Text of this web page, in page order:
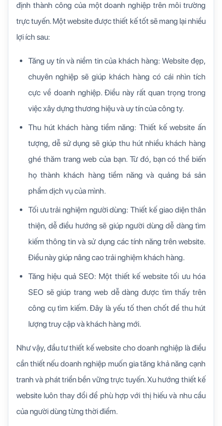
định thành công của một doanh nghiệp trên môi trường
trực tuyến. Một website được thiết kế tốt sẽ mang lại nhiều
lợi ích sau:
Tăng uy tín và niềm tin của khách hàng: Website đẹp,
chuyên nghiệp sẽ giúp khách hàng có cái nhìn tích
cực về doanh nghiệp. Điều này rất quan trọng trong
việc xây dựng thương hiệu và uy tín của công ty.
Thu hút khách hàng tiềm năng: Thiết kế website ấn
tượng, dễ sử dụng sẽ giúp thu hút nhiều khách hàng
ghé thăm trang web của bạn. Từ đó, bạn có thể biến
họ thành khách hàng tiềm năng và quảng bá sản
phẩm dịch vụ của mình.
Tối ưu trải nghiệm người dùng: Thiết kế giao diện thân
thiện, dễ điều hướng sẽ giúp người dùng dễ dàng tìm
kiếm thông tin và sử dụng các tính năng trên website.
Điều này giúp nâng cao trải nghiệm khách hàng.
Tăng hiệu quả SEO: Một thiết kế website tối ưu hóa
SEO sẽ giúp trang web dễ dàng được tìm thấy trên
công cụ tìm kiếm. Đây là yếu tố then chốt để thu hút
lượng truy cập và khách hàng mới.
Như vậy, đầu tư thiết kế website cho doanh nghiệp là điều
cần thiết nếu doanh nghiệp muốn gia tăng khả năng cạnh
tranh và phát triển bền vững trực tuyến. Xu hướng thiết kế
website luôn thay đổi để phù hợp với thị hiếu và nhu cầu
của người dùng từng thời điểm.